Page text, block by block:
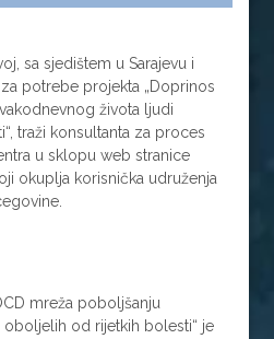
sa sjedištem u Sarajevu i
potrebe projekta „Doprinos
života ljudi
traži konsultanta za proces
u sklopu web stranice
okuplja korisnička udruženja
mreža poboljšanju
od rijetkih bolesti“ je